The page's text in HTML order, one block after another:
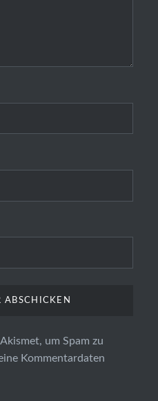
um Spam zu
Kommentardaten